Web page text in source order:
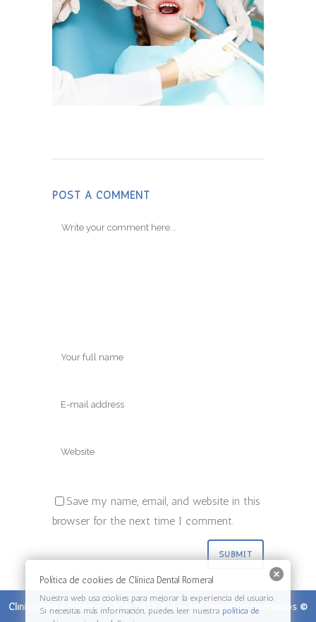
POST A COMMENT
Save my name, email, and website in this
browser for the next time I comment.
Clínica Dental Romeral. NICA: 8473. Todos los derechos reservados ©
Política de cookies de Clínica Dental Romeral
Nuestra web usa cookies para mejorar la experiencia del usuario.
Si necesitas más información, puedes leer nuestra política de